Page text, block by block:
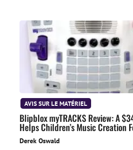
AVIS SUR LE MATÉRIEL
Blipblox myTRACKS Review: A
Helps Children’s Music Creation
Derek Oswald